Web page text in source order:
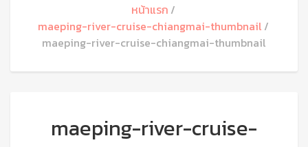
หน้าแรก
maeping-river-cruise-chiangmai-thumbnail
maeping-river-cruise-chiangmai-thumbnail
maeping-river-cruise-